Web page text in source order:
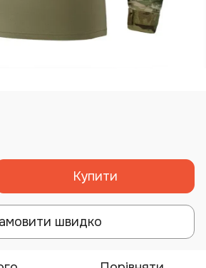
Купити
швидко